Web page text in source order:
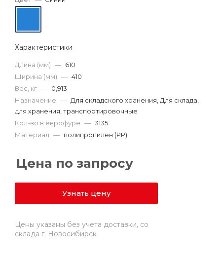
Характеристики
Длина (мм) — 610
Ширина (мм) — 410
Вес, кг — 0,913
Назначение — Для складского хранения, Для склада,
для хранения, транспортировочные
Кол-во в еврофуре — 3135
Материал — полипропилен (PP)
Цена по запросу
Узнать цену
Цены указаны без учета доставки, со
склада г. Новосибирск